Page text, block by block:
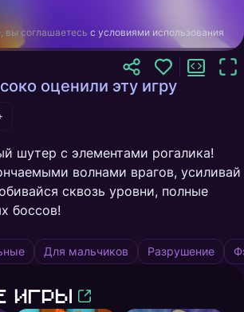
вы соглашаетесь с условиями использования
оценили эту игру
шутер с элементами рогалика!
волнами врагов, усиливай
сквозь уровни, полные
боссов!
Для мальчиков Разрушение
игры